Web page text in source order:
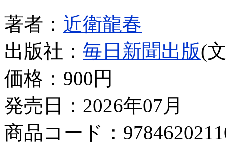
著者： 近衛龍春
出版社： 毎日新聞出版(
価格： 900円
発売日：2026年07月
商品コード：